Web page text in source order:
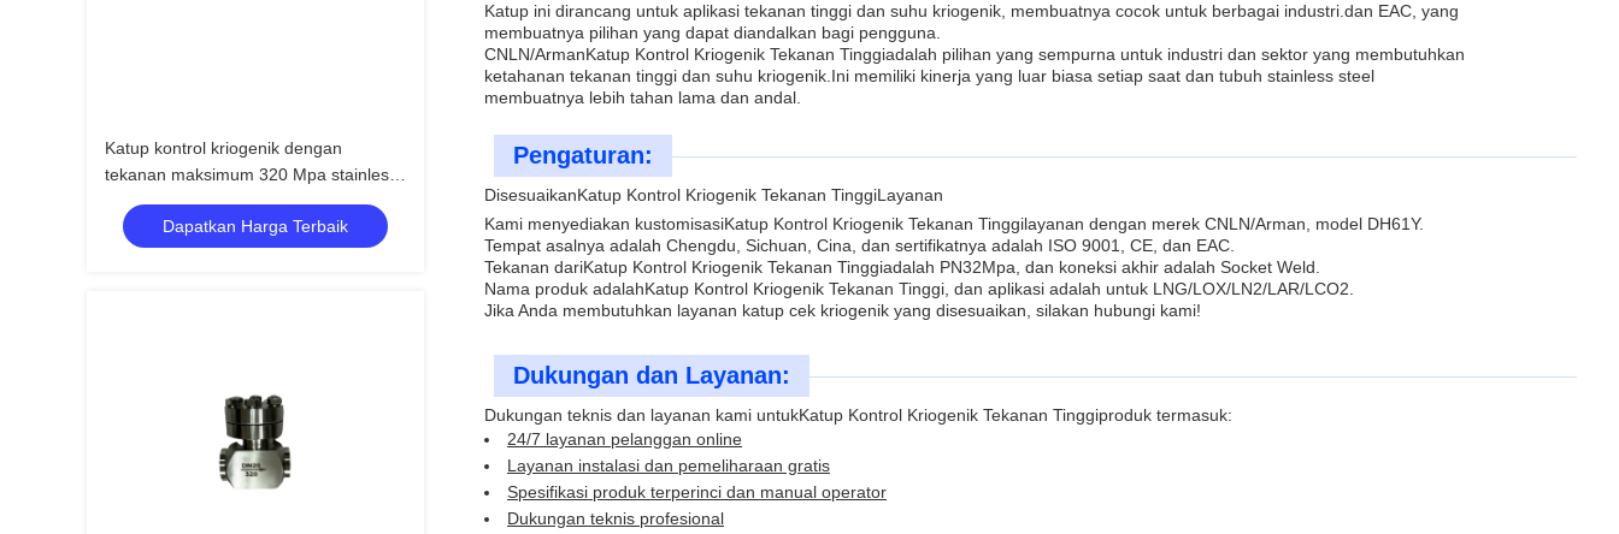
Katup kontrol kriogenik dengan
tekanan maksimum 320 Mpa stainless
steel 304/316 untuk kisaran suhu -196
hingga +80°CDapatkan Harga Terbaik
Katup ini dirancang untuk aplikasi tekanan tinggi dan suhu kriogenik, membuatnya cocok untuk berbagai industri.dan EAC, yang
membuatnya pilihan yang dapat diandalkan bagi pengguna.
CNLN/ArmanKatup Kontrol Kriogenik Tekanan Tinggiadalah pilihan yang sempurna untuk industri dan sektor yang membutuhkan
ketahanan tekanan tinggi dan suhu kriogenik.Ini memiliki kinerja yang luar biasa setiap saat dan tubuh stainless steel
membuatnya lebih tahan lama dan andal.
Pengaturan:
DisesuaikanKatup Kontrol Kriogenik Tekanan TinggiLayanan
Kami menyediakan kustomisasiKatup Kontrol Kriogenik Tekanan Tinggilayanan dengan merek CNLN/Arman, model DH61Y.
Tempat asalnya adalah Chengdu, Sichuan, Cina, dan sertifikatnya adalah ISO 9001, CE, dan EAC.
Tekanan dariKatup Kontrol Kriogenik Tekanan Tinggiadalah PN32Mpa, dan koneksi akhir adalah Socket Weld.
Nama produk adalahKatup Kontrol Kriogenik Tekanan Tinggi , dan aplikasi adalah untuk LNG/LOX/LN2/LAR/LCO2.
Jika Anda membutuhkan layanan katup cek kriogenik yang disesuaikan, silakan hubungi kami!
Dukungan dan Layanan:
Dukungan teknis dan layanan kami untukKatup Kontrol Kriogenik Tekanan Tinggiproduk termasuk:
24/7 layanan pelanggan online
Layanan instalasi dan pemeliharaan gratis
Spesifikasi produk terperinci dan manual operator
Dukungan teknis profesional